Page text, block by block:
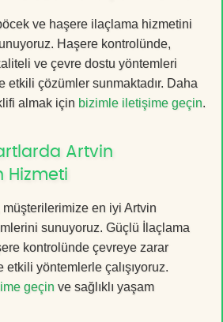
ve haşere ilaçlama hizmetini
Haşere kontrolünde,
ve çevre dostu yöntemleri
etkili çözümler sunmaktadır. Daha
almak için bizimle iletişime geçin.
Artvin
Hizmeti
müşterilerimize en iyi Artvin
sunuyoruz. Güçlü İlaçlama
kontrolünde çevreye zarar
etkili yöntemlerle çalışıyoruz.
geçin ve sağlıklı yaşam